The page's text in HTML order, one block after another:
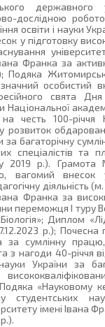
державного
дослідною
освіти і науки
у підготовку
Франка за
особистий
свята
Національної
честь 100-річчя
за багаторічну
спеціалістів та
2019 р.). Грамота
вагомий внесок у
Франка за
переможця І туру
Диплом
р.);
за сумлінну
з нагоди 40-
України за
«Науковому
студентських
імені Івана